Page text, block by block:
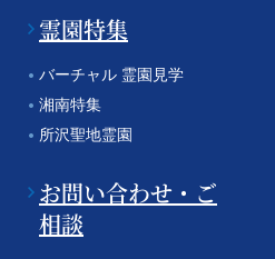
霊園特集
バーチャル 霊園見学
湘南特集
所沢聖地霊園
お問い合わせ・ご
相談